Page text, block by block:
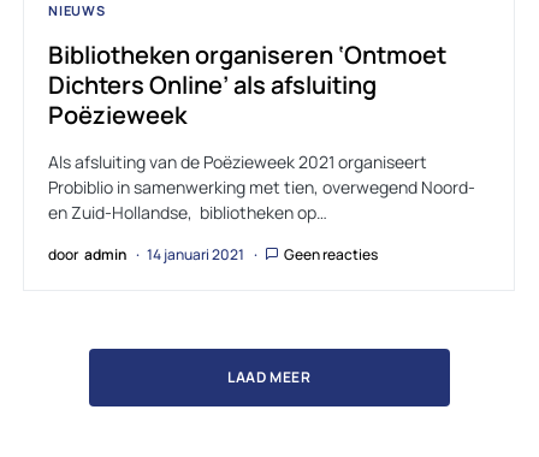
NIEUWS
Bibliotheken organiseren ‘Ontmoet
Dichters Online’ als afsluiting
Poëzieweek
Als afsluiting van de Poëzieweek 2021 organiseert
Probiblio in samenwerking met tien, overwegend Noord-
en Zuid-Hollandse, bibliotheken op…
door admin 14 januari 2021 Geen reacties
LAAD MEER